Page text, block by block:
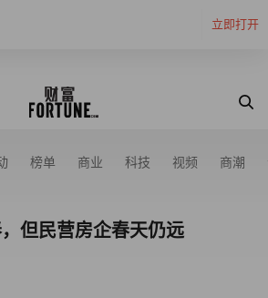
立即打开
榜单 商业 科技 视频 商潮
但民营房企春天仍远